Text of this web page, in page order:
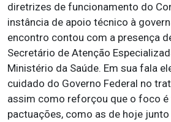
diretrizes de funcionamento do
instância de apoio técnico à
encontro contou com a presença
Secretário de Atenção
Ministério da Saúde. Em sua fala
cuidado do Governo Federal no
assim como reforçou que o foco
pactuações, como as de hoje